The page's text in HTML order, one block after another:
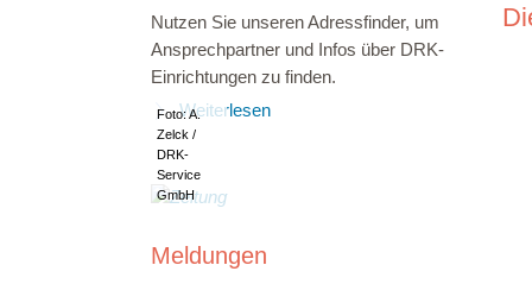
Nutzen Sie unseren Adressfinder, um
Ansprechpartner und Infos über DRK-
Einrichtungen zu finden.
Weiterlesen
Foto: A.
Zelck /
DRK-
Service
GmbH
Meldungen